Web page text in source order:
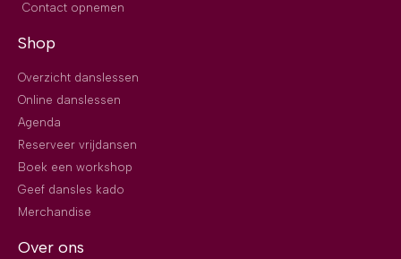
Contact opnemen
Shop
Overzicht danslessen
Online danslessen
Agenda
Reserveer vrijdansen
Boek een workshop
Geef dansles kado
Merchandise
Over ons